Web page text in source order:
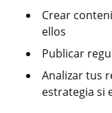
Crear
ellos
Publicar
Analizar tus
estrategia si